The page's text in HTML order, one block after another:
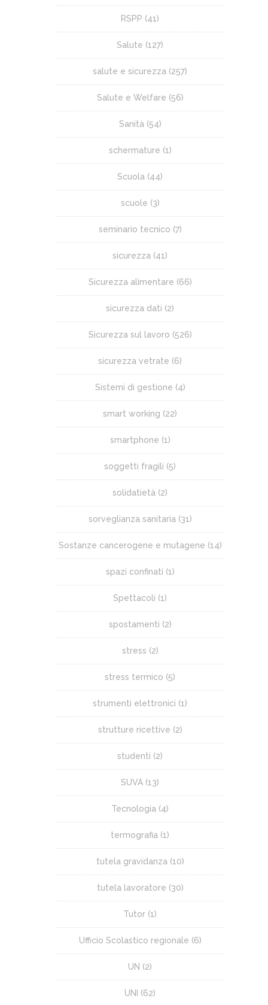
RSPP (41)
Salute (127)
salute e sicurezza (257)
Salute e Welfare (56)
Sanità (54)
schermature (1)
Scuola (44)
scuole (3)
seminario tecnico (7)
sicurezza (41)
Sicurezza alimentare (66)
sicurezza dati (2)
Sicurezza sul lavoro (526)
sicurezza vetrate (6)
Sistemi di gestione (4)
smart working (22)
smartphone (1)
soggetti fragili (5)
solidatietà (2)
sorveglianza sanitaria (31)
Sostanze cancerogene e mutagene (14)
spazi confinati (1)
Spettacoli (1)
spostamenti (2)
stress (2)
stress termico (5)
strumenti elettronici (1)
strutture ricettive (2)
studenti (2)
SUVA (13)
Tecnologia (4)
termografia (1)
tutela gravidanza (10)
tutela lavoratore (30)
Tutor (1)
Ufficio Scolastico regionale (6)
UN (2)
UNI (62)